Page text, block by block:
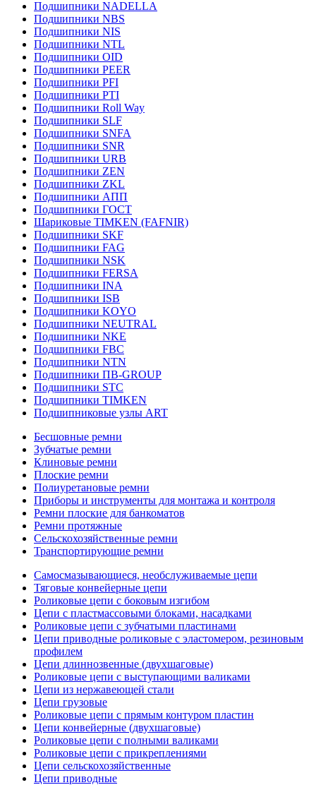
Подшипники NADELLA
Подшипники NBS
Подшипники NIS
Подшипники NTL
Подшипники OID
Подшипники PEER
Подшипники PFI
Подшипники PTI
Подшипники Roll Way
Подшипники SLF
Подшипники SNFA
Подшипники SNR
Подшипники URB
Подшипники ZEN
Подшипники ZKL
Подшипники АПП
Подшипники ГОСТ
Шариковые ТІMKEN (FAFNIR)
Подшипники SKF
Подшипники FAG
Подшипники NSK
Подшипники FERSA
Подшипники INA
Подшипники ISB
Подшипники KOYO
Подшипники NEUTRAL
Подшипники NKE
Подшипники FBC
Подшипники NTN
Подшипники ПВ-GROUP
Подшипники STC
Подшипники TIMKEN
Подшипниковые узлы ART
Бесшовные ремни
Зубчатые ремни
Клиновые ремни
Плоские ремни
Полиуретановые ремни
Приборы и инструменты для монтажа и контроля
Ремни плоские для банкоматов
Ремни протяжные
Сельскохозяйственные ремни
Транспортирующие ремни
Самосмазывающиеся, необслуживаемые цепи
Тяговые конвейерные цепи
Роликовые цепи с боковым изгибом
Цепи с пластмассовыми блоками, насадками
Роликовые цепи с зубчатыми пластинами
Цепи приводные роликовые с эластомером, резиновым
профилем
Цепи длиннозвенные (двухшаговые)
Роликовые цепи с выступающими валиками
Цепи из нержавеющей стали
Цепи грузовые
Роликовые цепи с прямым контуром пластин
Цепи конвейерные (двухшаговые)
Роликовые цепи с полными валиками
Роликовые цепи с прикреплениями
Цепи сельскохозяйственные
Цепи приводные